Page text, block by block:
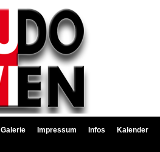
Galerie Impressum Infos Kalender